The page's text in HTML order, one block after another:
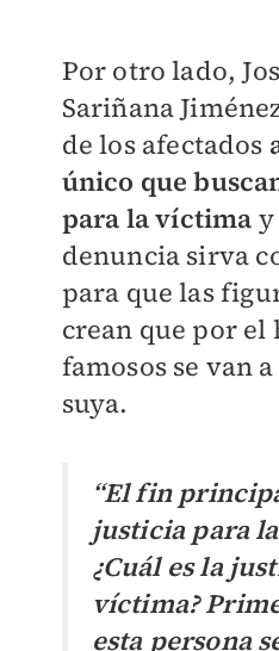
Por otro lado,
Sariñana
de los afectados
único que
para la víctima y
denuncia sirva
para que las
crean que por el
famosos se van
suya.
“El fin
justicia para
¿Cuál es la
víctima?
esta persona